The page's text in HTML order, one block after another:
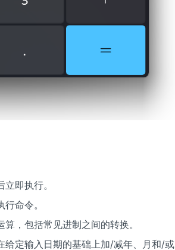
即执行。
命令。
，包括常见进制之间的转换。
给定输入日期的基础上加/减年、月和/或